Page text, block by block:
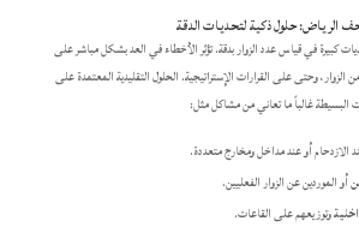
الرياض: حلول ذكية لتحديات الدقة
كبيرة في قياس عدد الزوار بدقة. تؤثر الأخطاء في العد بشكل مباشر على
الزوار، وحتى على القرارات الإستراتيجية. الحلول التقليدية المعتمدة على
البسيطة غالباً ما تعاني من مشاكل مثل:
أو عند مداخل ومخارج متعددة.
أو الموردين عن الزوار الفعليين.
وتوزيعهم على القاعات.